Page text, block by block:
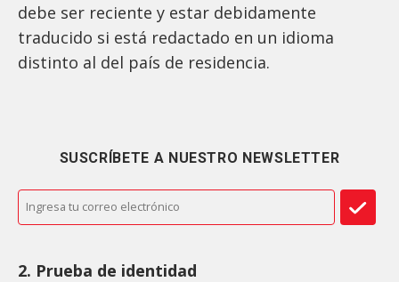
debe ser reciente y estar debidamente
traducido si está redactado en un idioma
distinto al del país de residencia.
SUSCRÍBETE A NUESTRO NEWSLETTER
2. Prueba de identidad